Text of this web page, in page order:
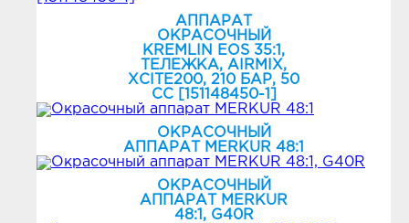
АППАРАТ
ОКРАСОЧНЫЙ
KREMLIN EOS 35:1,
ТЕЛЕЖКА, AIRMIX,
ХСIТЕ200, 210 БАР, 50
СС [151148450-1]
ОКРАСОЧНЫЙ
АППАРАТ MERKUR 48:1
ОКРАСОЧНЫЙ
АППАРАТ MERKUR
48:1, G40R